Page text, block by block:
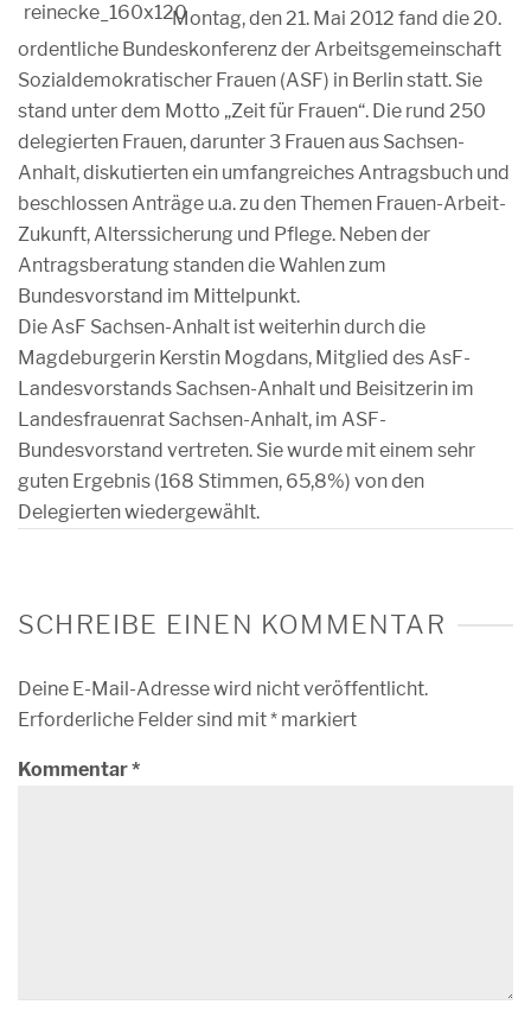
Montag, den 21. Mai 2012 fand die 20.
ordentliche Bundeskonferenz der Arbeitsgemeinschaft
Sozialdemokratischer Frauen (ASF) in Berlin statt. Sie
stand unter dem Motto „Zeit für Frauen“. Die rund 250
delegierten Frauen, darunter 3 Frauen aus Sachsen-
Anhalt, diskutierten ein umfangreiches Antragsbuch und
beschlossen Anträge u.a. zu den Themen Frauen-Arbeit-
Zukunft, Alterssicherung und Pflege. Neben der
Antragsberatung standen die Wahlen zum
Bundesvorstand im Mittelpunkt.
Die AsF Sachsen-Anhalt ist weiterhin durch die
Magdeburgerin Kerstin Mogdans, Mitglied des AsF-
Landesvorstands Sachsen-Anhalt und Beisitzerin im
Landesfrauenrat Sachsen-Anhalt, im ASF-
Bundesvorstand vertreten. Sie wurde mit einem sehr
guten Ergebnis (168 Stimmen, 65,8%) von den
Delegierten wiedergewählt.
SCHREIBE EINEN KOMMENTAR
Deine E-Mail-Adresse wird nicht veröffentlicht.
Erforderliche Felder sind mit* markiert
Kommentar*